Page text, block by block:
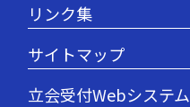
リンク集
サイトマップ
立会受付Webシステム